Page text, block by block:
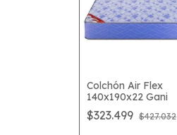
Colchón Air Flex
140x190x22 Gani
$323.499 $427.032